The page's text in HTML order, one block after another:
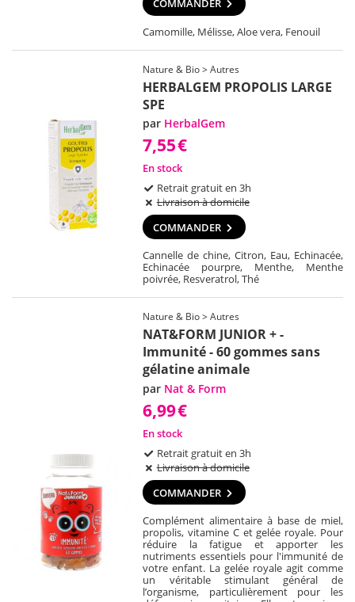
COMMANDER
Camomille, Mélisse, Aloe vera, Fenouil
Nature & Bio > Autres
HERBALGEM PROPOLIS LARGE
SPE
par HerbalGem
7,55€
En stock
Retrait gratuit en 3h
Livraison à domicile
COMMANDER
Cannelle de chine, Citron, Eau, Echinacée,
Echinacée pourpre, Menthe, Menthe
poivrée, Resveratrol, Thé
Nature & Bio > Autres
NAT&FORM JUNIOR + -
Immunité - 60 gommes sans
gélatine animale
par Nat & Form
6,99€
En stock
Retrait gratuit en 3h
Livraison à domicile
COMMANDER
Complément alimentaire à base de miel,
propolis, vitamine C et gelée royale. Pour
réduire la fatigue et apporter les
nutriments essentiels pour l'immunité de
votre enfant. La gelée royale agit comme
un véritable stimulant général de
l’organisme, particulièrement pour les